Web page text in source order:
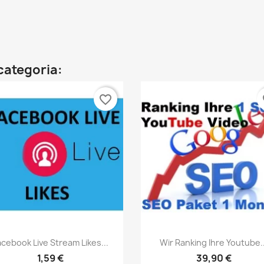
Vista rápida
Live Stream Likes...
1,59 €
favorite_border
Vista rápida
Wir Ranking Ihre
39,90 €